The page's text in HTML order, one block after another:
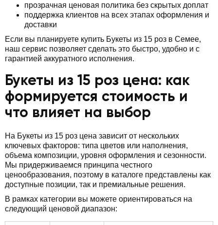
прозрачная ценовая политика без скрытых доплат
поддержка клиентов на всех этапах оформления и
доставки
Если вы планируете купить Букеты из 15 роз в Семее,
наш сервис позволяет сделать это быстро, удобно и с
гарантией аккуратного исполнения.
Букеты из 15 роз цена: как
формируется стоимость и
что влияет на выбор
На Букеты из 15 роз цена зависит от нескольких
ключевых факторов: типа цветов или наполнения,
объема композиции, уровня оформления и сезонности.
Мы придерживаемся принципа честного
ценообразования, поэтому в каталоге представлены как
доступные позиции, так и премиальные решения.
В рамках категории вы можете ориентироваться на
следующий ценовой диапазон: